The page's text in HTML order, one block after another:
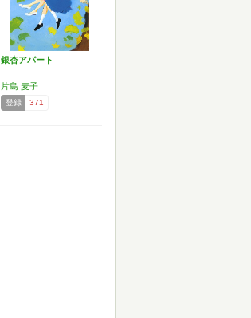
銀杏アパート
片島 麦子
登録 371